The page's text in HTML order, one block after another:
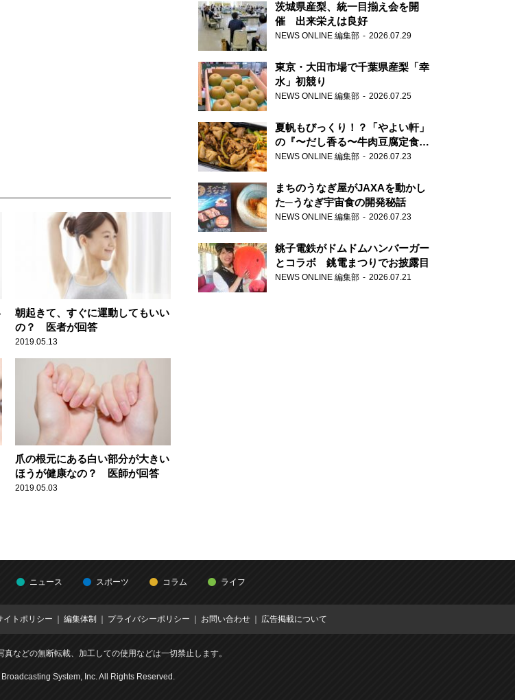
朝起きて、すぐに運動してもいい
の？ 医者が回答
2019.05.13
爪の根元にある白い部分が大きい
ほうが健康なの？ 医師が回答
2019.05.03
茨城県産梨、統一目揃え会を開
催 出来栄えは良好
NEWS ONLINE 編集部 2026.07.29
東京・大田市場で千葉県産梨「幸
水」初競り
NEWS ONLINE 編集部 2026.07.25
夏帆もびっくり！？「やよい軒」
の『〜だし香る〜牛肉豆腐定食』
が香り高すぎる
NEWS ONLINE 編集部 2026.07.23
まちのうなぎ屋がJAXAを動かし
た─うなぎ宇宙食の開発秘話
NEWS ONLINE 編集部 2026.07.23
銚子電鉄がドムドムハンバーガー
とコラボ 銚電まつりでお披露目
NEWS ONLINE 編集部 2026.07.21
ニュース スポーツ コラム ライフ
イトポリシー 編集体制 プライバシーポリシー お問い合わせ 広告掲載について
などの無断転載、加工しての使用などは一切禁止します。
System, Inc. All Rights Reserved.